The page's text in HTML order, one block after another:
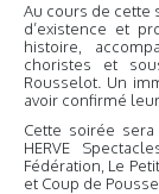
Au cours de cette
d’existence et
histoire,
choristes et
Rousselot. Un
avoir confirmé
Cette soirée
HERVE
Fédération, Le
et Coup de Pousse.